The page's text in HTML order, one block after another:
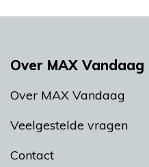
Over MAX Vandaag
Over MAX Vandaag
Veelgestelde vragen
Contact